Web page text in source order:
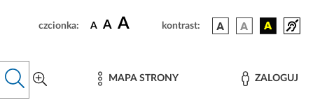
czcionka: A A A kontrast:
MAPA STRONY ZALOGUJ